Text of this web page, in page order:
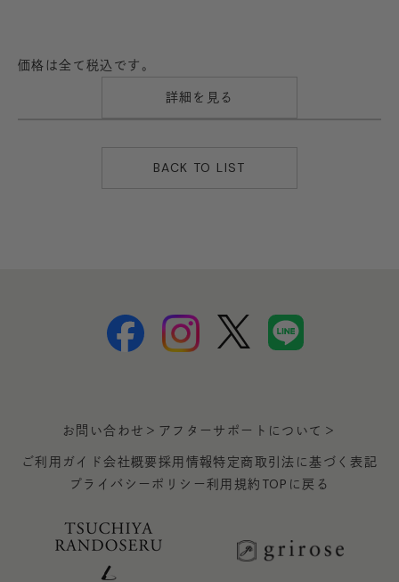
価格は全て税込です。
詳細を見る
BACK TO LIST
お問い合わせ＞ アフターサポートについて＞
ご利用ガイド会社概要採用情報特定商取引法に基づく表記
プライバシーポリシー利用規約 TOPに戻る